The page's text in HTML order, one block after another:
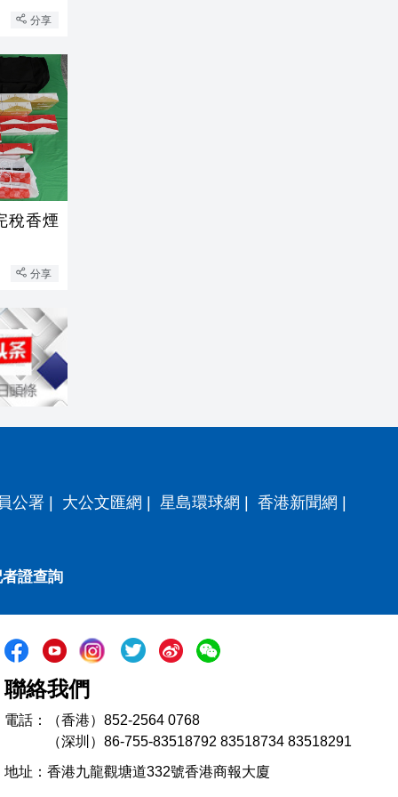
分享
稅香煙
分享
公署 | 大公文匯網 | 星島環球網 | 香港新聞網 |
證查詢
聯絡我們
電話：（香港）852-2564 0768
（深圳）86-755-83518792 83518734 83518291
地址：香港九龍觀塘道332號香港商報大廈